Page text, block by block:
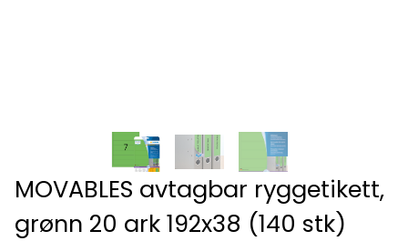
MOVABLES avtagbar ryggetikett,
grønn 20 ark 192x38 (140 stk)